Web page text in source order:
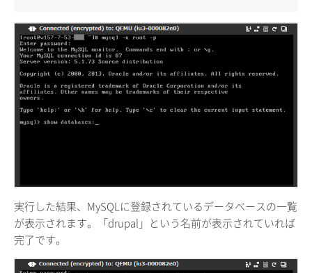
実行した結果、MySQLに登録されているデータベースの一覧
が表示されます。「drupal」という名前が表示されていれば
完了です。